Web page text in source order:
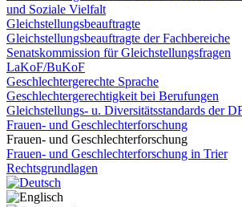
und Soziale Vielfalt
Gleichstellungsbeauftragte
Gleichstellungsbeauftragte der Fachbereiche
Senatskommission für Gleichstellungsfragen
LaKoF/BuKoF
Geschlechtergerechte Sprache
Geschlechtergerechtigkeit bei Berufungen
Gleichstellungs- u. Diversitätsstandards der
Frauen- und Geschlechterforschung
Frauen- und Geschlechterforschung
Frauen- und Geschlechterforschung in Trier
Rechtsgrundlagen